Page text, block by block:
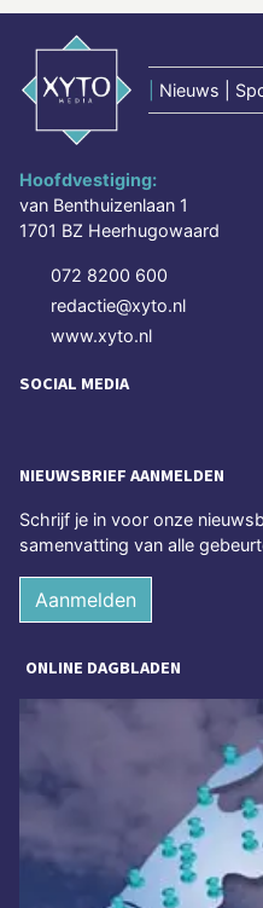
Nieuws |
Hoofdvestiging:
van Benthuizenlaan 1
1701 BZ Heerhugowaard
072 8200 600
redactie@xyto.nl
www.xyto.nl
SOCIAL MEDIA
NIEUWSBRIEF AANMELDEN
Schrijf je in voor onze
samenvatting van alle
Aanmelden
ONLINE DAGBLADEN